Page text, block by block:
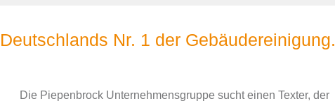
Nr. 1 der Gebäudereinigung.
Die Piepenbrock Unternehmensgruppe sucht einen Texter, der